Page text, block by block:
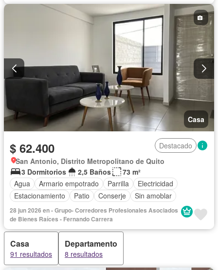
Casa
$ 62.400
Destacado
San Antonio, Distrito Metropolitano de Quito
3 Dormitorios
2,5 Baños
73 m²
Agua
Armario empotrado Parrilla
Electricidad
Estacionamiento
Patio Conserje Sin amoblar
28 jun 2026 en - Grupo- Corredores Profesionales Asociados
de Bienes Raíces - Fernando Carrera
Casa
91 resultados
Departamento
8 resultados